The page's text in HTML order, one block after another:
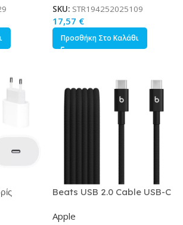
2020
SKU: STR194252025109
17,57 €
Προσθήκη Στο Καλάθι
A2940
Beats USB 2.0 Cable USB-C
MDGA4EE/A
Apple